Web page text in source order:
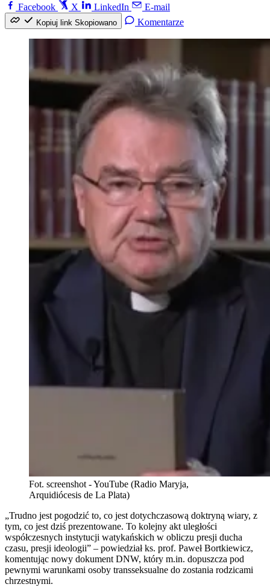
Facebook
X LinkedIn E-mail
Kopiuj link Skopiowano Komentarze
Fot. screenshot - YouTube (Radio Maryja,
Arquidiócesis de La Plata)
„Trudno jest pogodzić to, co jest dotychczasową doktryną wiary, z
tym, co jest dziś prezentowane. To kolejny akt uległości
współczesnych instytucji watykańskich w obliczu presji ducha
czasu, presji ideologii” – powiedział ks. prof. Paweł Bortkiewicz,
komentując nowy dokument DNW, który m.in. dopuszcza pod
pewnymi warunkami osoby transseksualne do zostania rodzicami
chrzestnymi.